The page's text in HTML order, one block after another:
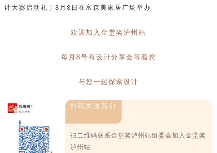
计大赛启动礼于8月8日在富森美家居广场举办
欢迎加入金堂奖泸州站
每月8号有设计分享会等着您
与您一起探索设计
扫码关注我们
扫二维码联系金堂奖泸州站组委会加入金堂奖
泸州站